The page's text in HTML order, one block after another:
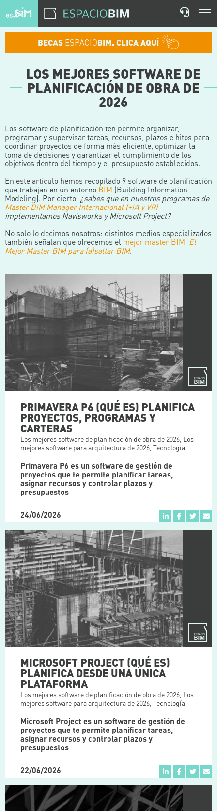
BECAS ESPACIOBIM. CLICA AQUÍ
LOS MEJORES SOFTWARE DE
PLANIFICACIÓN DE OBRA DE
2026
Los software de planificación ten permite organizar,
programar y supervisar tareas, recursos, plazos e hitos para
coordinar proyectos de forma más eficiente, optimizar la
toma de decisiones y garantizar el cumplimiento de los
objetivos dentro del tiempo y el presupuesto establecidos.
En este artículo hemos recopilado 9 software de planificación
que trabajan en un entorno BIM (Building Information
Modeling). Por cierto, ¿sabes que en nuestros programas de
Master BIM Manager Internacional (+IA y VR)
implementamos Navisworks y Microsoft Project?
No solo lo decimos nosotros: distintos medios especializados
también señalan que ofrecemos el mejor master BIM. El
Mejor Master BIM para (a)saltar BIM.
PRIMAVERA P6 (QUÉ ES) PLANIFICA
PROYECTOS, PROGRAMAS Y
CARTERAS
Los mejores software de planificación de obra de 2026 Los
mejores software para arquitectura de 2026 Tecnología
Primavera P6 es un software de gestión de
proyectos que te permite planificar tareas,
asignar recursos y controlar plazos y
presupuestos
24/06/2026
MICROSOFT PROJECT (QUÉ ES)
PLANIFICA DESDE UNA ÚNICA
PLATAFORMA
Los mejores software de planificación de obra de 2026 Los
mejores software para arquitectura de 2026 Tecnología
Microsoft Project es un software de gestión de
proyectos que te permite planificar tareas,
asignar recursos y controlar plazos y
presupuestos
22/06/2026